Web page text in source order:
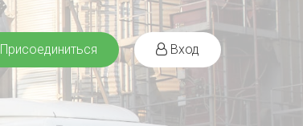
Присоединиться Вход